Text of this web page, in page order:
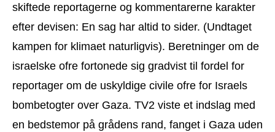
skiftede reportagerne og kommentarerne karakter
efter devisen: En sag har altid to sider. (Undtaget
kampen for klimaet naturligvis). Beretninger om de
israelske ofre fortonede sig gradvist til fordel for
reportager om de uskyldige civile ofre for Israels
bombetogter over Gaza. TV2 viste et indslag med
en bedstemor på grådens rand, fanget i Gaza uden